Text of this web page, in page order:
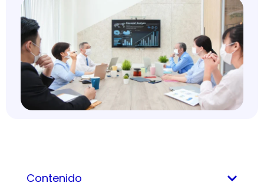
Contenido